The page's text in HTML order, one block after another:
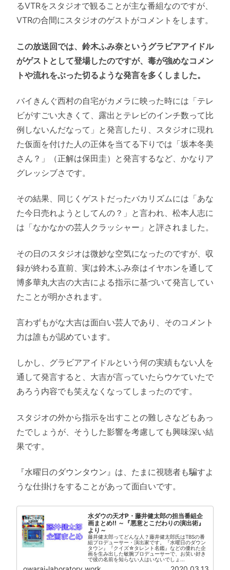
るVTRをスタジオで観ることが主な番組なのですが、
VTRの合間にスタジオのゲストがコメントをします。
この放送回では、鈴木ふみ奈というグラビアアイドル
がゲストとして登場したのですが、毒が強めなコメン
トや流れをぶった切るような発言を多くしました。
バイきんぐ西村の自宅がカメラに映った時には「テレ
ビがすごい大きくて、露出とテレビのインチ数って比
例しないんだなって」と発言したり、スタジオに現れ
た仮面を付けた人の正体を当てる下りでは「坂本冬美
さん？」（正解は保田圭）と発言するなど、かなりア
グレッシブさです。
その結果、同じくゲストだったバカリズムには「あな
た今日売れようとしてんの？」と言われ、松本人志に
は「なかなかの芸人クラッシャー」と評されました。
その日のスタジオは微妙な空気になったのですが、収
録が終わる直前、実は鈴木ふみ奈はイヤホンを通して
博多華丸大吉の大吉による指示に基づいて発言してい
たことが明かされます。
言わずもがな大吉は面白い芸人であり、そのコメント
力は誰もが認めています。
しかし、グラビアアイドルという何の実績もない人を
通して発言すると、大吉が言っていたらウケていたで
あろう内容でも笑えなくなってしまったのです。
スタジオの外から指示を出すことの難しさなどもあっ
たでしょうが、そうした影響を考慮しても興味深い結
果です。
『水曜日のダウンタウン』は、たまに視聴者も騙すよ
うな仕掛けをすることがあって面白いです。
水ダウの天才P・藤井健太郎の担当番組企
画まとめ!! ～『悪意とこだわりの演出術』
より～
藤井健太郎ってどんな人？藤井健太郎氏はTBSの番
組プロデューサー・演出家です。『水曜日のダウン
タウン』『クイズ☆タレント名鑑』などの優れた企
画を生み出した敏腕プロデューサーで、お笑い好き
で彼の名前を知らない人はいないでしょ...